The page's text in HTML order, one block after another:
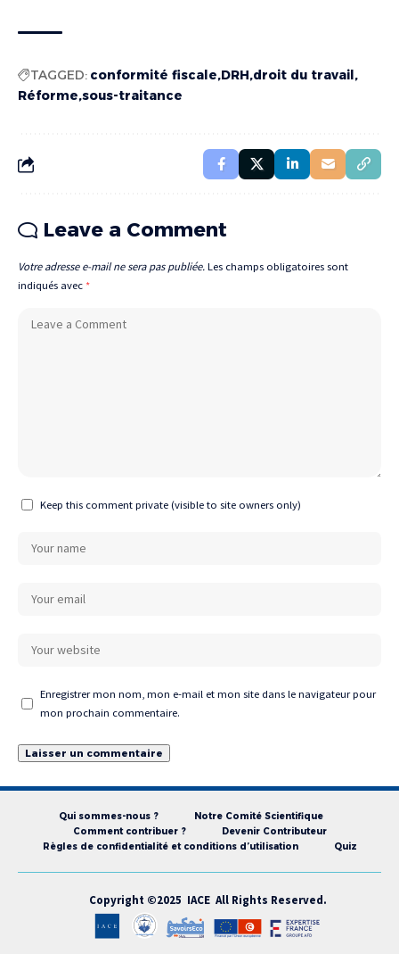
TAGGED: conformité fiscale DRH droit du travail
Réforme sous-traitance
Leave a Comment
Votre adresse e-mail ne sera pas publiée. Les champs obligatoires sont
indiqués avec *
Keep this comment private (visible to site owners only)
Enregistrer mon nom, mon e-mail et mon site dans le navigateur pour
mon prochain commentaire.
Qui sommes-nous ?
Notre Comité Scientifique
Comment contribuer ?
Devenir Contributeur
Règles de confidentialité et conditions d’utilisation
Quiz
Copyright ©2025 IACE All Rights Reserved.